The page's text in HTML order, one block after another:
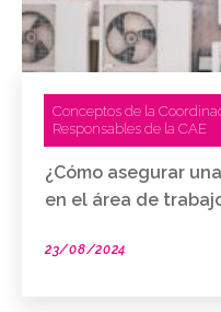
Conceptos de la
Responsables de la CAE
¿Cómo asegurar
en el área de
23/08/2024